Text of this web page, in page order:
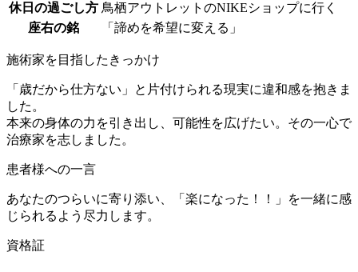
休日の過ごし方 鳥栖アウトレットのNIKEショップに行く
座右の銘
「諦めを希望に変える」
施術家を目指したきっかけ
「歳だから仕方ない」と片付けられる現実に違和感を抱きま
した。
本来の身体の力を引き出し、可能性を広げたい。その一心で
治療家を志しました。
患者様への一言
あなたのつらいに寄り添い、「楽になった！！」を一緒に感
じられるよう尽力します。
資格証